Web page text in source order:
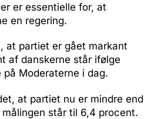
er essentielle for, at
en regering.
at partiet er gået markant
af danskerne står ifølge
Moderaterne i dag.
at partiet nu er mindre end
står til 6,4 procent.